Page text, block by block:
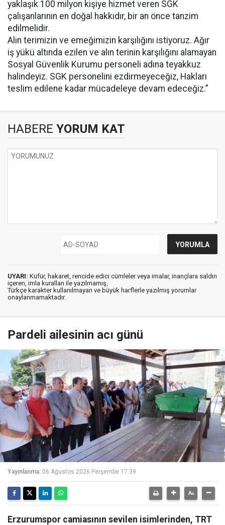
yaklaşık 100 milyon kişiye hizmet veren SGK
çalışanlarının en doğal hakkıdır, bir an önce tanzim
edilmelidir.
Alın terimizin ve emeğimizin karşılığını istiyoruz. Ağır
iş yükü altında ezilen ve alın terinin karşılığını alamayan
Sosyal Güvenlik Kurumu personeli adına teyakkuz
halindeyiz. SGK personelini ezdirmeyeceğiz, Hakları
teslim edilene kadar mücadeleye devam edeceğiz.”
HABERE YORUM KAT
UYARI: Küfür, hakaret, rencide edici cümleler veya imalar, inançlara saldırı
içeren, imla kuralları ile yazılmamış,
Türkçe karakter kullanılmayan ve büyük harflerle yazılmış yorumlar
onaylanmamaktadır.
Pardeli ailesinin acı günü
Yayınlanma: 06 Ağustos 2026 Perşembe 17:39
Erzurumspor camiasının sevilen isimlerinden, TRT